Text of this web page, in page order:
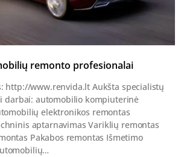
remonto profesionalai
http://www.renvida.lt Aukšta specialistų
darbai: automobilio kompiuterinė
elektronikos remontas
aptarnavimas Variklių remontas
Pakabos remontas Išmetimo